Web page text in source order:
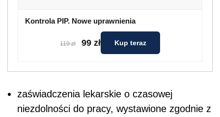
Kontrola PIP. Nowe uprawnienia
119 zł 99 zł Kup teraz
zaświadczenia lekarskie o czasowej
niezdolności do pracy, wystawione zgodnie z